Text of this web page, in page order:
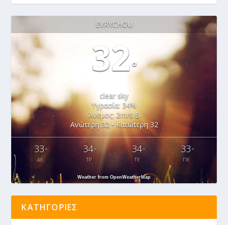
EVRYCHOU
32°
clear sky
Υγρασία: 34%
Άνεμος: 2m/s Β
Ανώτερη 32 • Κατώτερη 32
33 °
ΔΕ
34°
ΤΡ
34°
ΤΕ
33 °
ΠΕ
Weather from OpenWeatherMap
ΚΑΤΗΓΟΡΊΕΣ